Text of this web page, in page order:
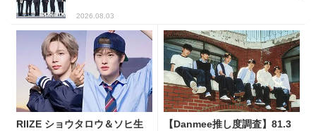
2026.08.03
RIIZE ショウタロウ＆ソヒ生
【Danmee推し度調査】81.3